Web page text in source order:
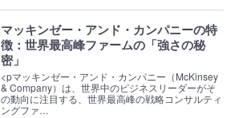
マッキンゼー・アンド・カンパニーの特
徴：世界最高峰ファームの「強さの秘
密」
<pマッキンゼー・アンド・カンパニー（McKinsey
& Company）は、世界中のビジネスリーダーがそ
の動向に注目する、世界最高峰の戦略コンサルティ
ングファ…